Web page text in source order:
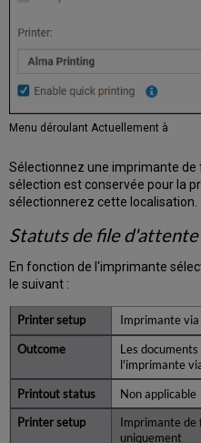
Menu déroulant Actuellement à
Sélectionnez une imprimante
sélection est conservée pour la
sélectionnerez cette localisation.
Statuts de file d'attente
En fonction de l'imprimante
le suivant :
Imprimante
Les
l'imprimante
Non applicable
Imprimante
uniquement